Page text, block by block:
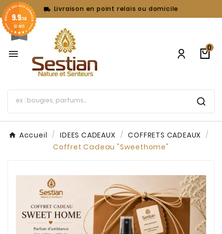
 Livraison en point relais ou domicile

0
Accueil IDEES CADEAUX
COFFRETS CADEAUX
Coffret Cadeau "Sweethome"
9.9/10
62 AVIS